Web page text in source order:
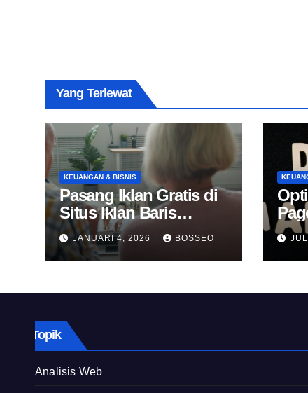
Yang Terlewat
KEUANGAN & BISNIS
Pasang Iklan Gratis di
Situs Iklan Baris
Online
JANUARI 4, 2026 BOSSEO
Topik
Analisis Web